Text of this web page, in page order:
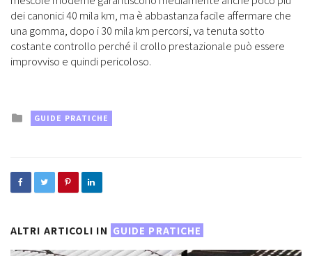
dei canonici 40 mila km, ma è abbastanza facile affermare che
una gomma, dopo i 30 mila km percorsi, va tenuta sotto
costante controllo perché il crollo prestazionale può essere
improvviso e quindi pericoloso.
Posted
in
GUIDE PRATICHE
ALTRI ARTICOLI IN GUIDE PRATICHE